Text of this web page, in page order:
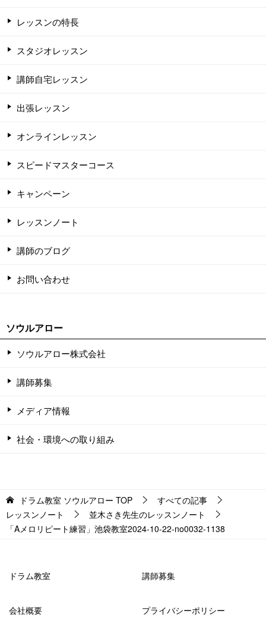
レッスンの特長
スタジオレッスン
講師自宅レッスン
出張レッスン
オンラインレッスン
スピードマスターコース
キャンペーン
レッスンノート
講師のブログ
お問い合わせ
ソウルアロー
ソウルアロー株式会社
講師募集
メディア情報
社会・環境への取り組み
ドラム教室 ソウルアロー TOP
すべての記事
レッスンノート
並木さき先生のレッスンノート
「Aメロリピート練習」池袋教室2024-10-22-­no0032-­1138
ドラム教室 講師募集
会社概要 プライバシーポリシー